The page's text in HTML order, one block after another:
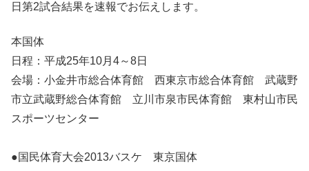
日第2試合結果を速報でお伝えします。
本国体
日程：平成25年10月4～8日
会場：小金井市総合体育館 西東京市総合体育館 武蔵野
市立武蔵野総合体育館 立川市泉市民体育館 東村山市民
スポーツセンター
●国民体育大会2013バスケ 東京国体